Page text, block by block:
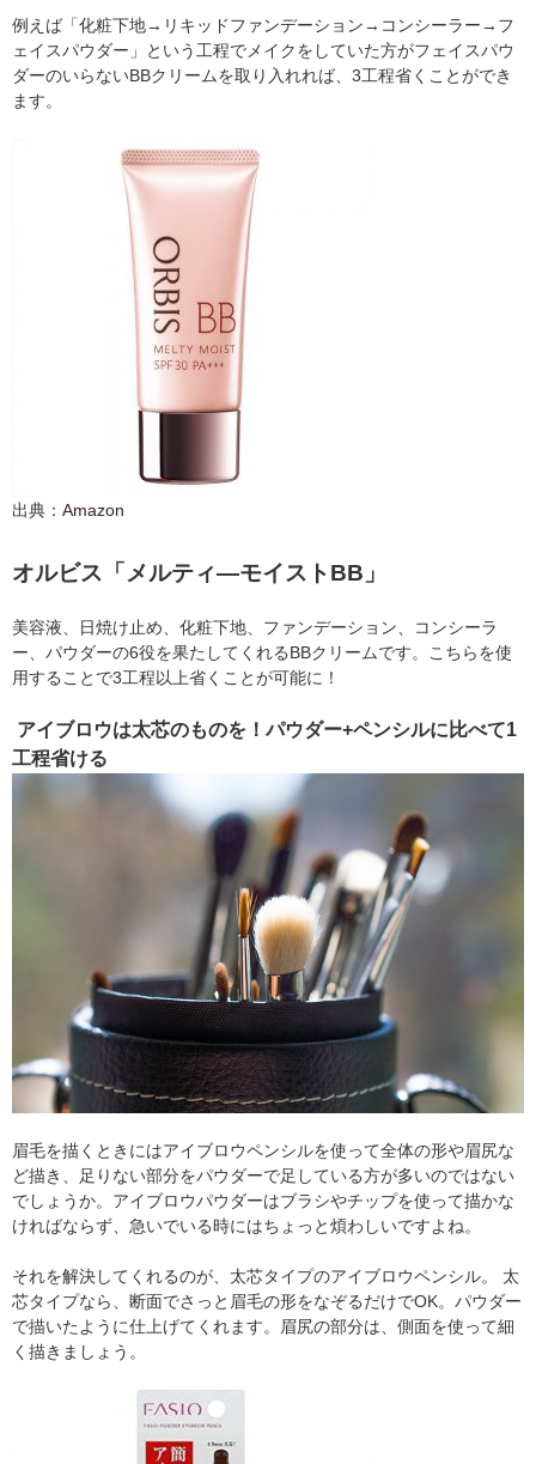
例えば「化粧下地→リキッドファンデーション→コンシーラー→フ
ェイスパウダー」という工程でメイクをしていた方がフェイスパウ
ダーのいらないBBクリームを取り入れれば、3工程省くことができ
ます。
出典： Amazon
オルビス「メルティ―モイストBB」
美容液、日焼け止め、化粧下地、ファンデーション、コンシーラ
ー、パウダーの6役を果たしてくれるBBクリームです。こちらを使
用することで3工程以上省くことが可能に！
アイブロウは太芯のものを！パウダー+ペンシルに比べて1
工程省ける
眉毛を描くときにはアイブロウペンシルを使って全体の形や眉尻な
ど描き、足りない部分をパウダーで足している方が多いのではない
でしょうか。アイブロウパウダーはブラシやチップを使って描かな
ければならず、急いでいる時にはちょっと煩わしいですよね。
それを解決してくれるのが、太芯タイプのアイブロウペンシル。 太
芯タイプなら、断面でさっと眉毛の形をなぞるだけでOK。パウダー
で描いたように仕上げてくれます。眉尻の部分は、側面を使って細
く描きましょう。